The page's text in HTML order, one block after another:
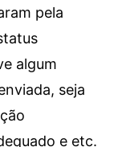
pela
algum
seja
e etc.